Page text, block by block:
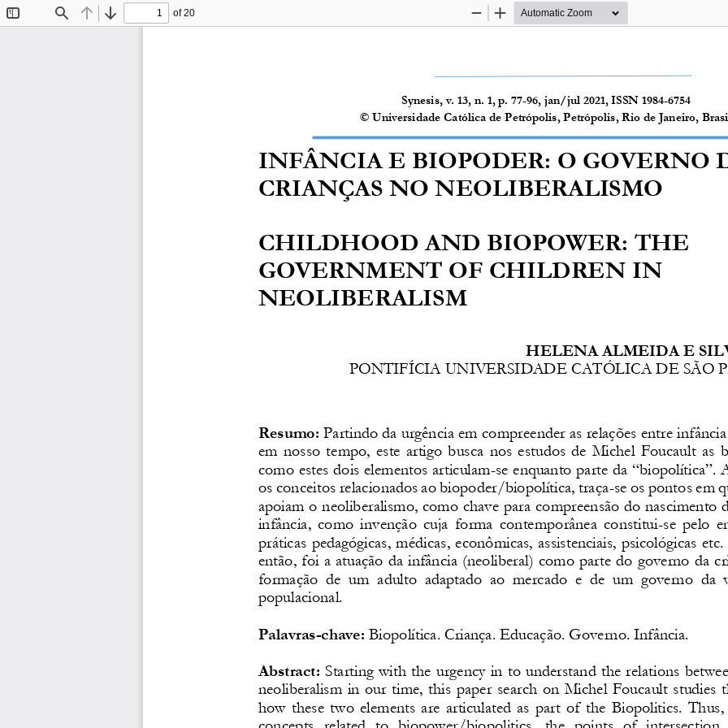
Find Previous
Next
of 20
Zoom
Zoom
Synesis, v. 13, n. 1, p. 77-96, jan/jul 2021, ISSN 1984-6754
© Universidade Católica de Petrópolis, Petrópolis, Rio de Janeiro,
INFÂNCIA E BIOPODER: O GOVERNO
CRIANÇAS NO NEOLIBERALISMO
CHILDHOOD AND BIOPOWER: THE
GOVERNMENT OF CHILDREN IN
NEOLIBERALISM
HELENA ALMEIDA E
PONTIFÍCIA UNIVERSIDADE CATÓLICA DE SÃO
Resumo: Partindo da urgência em compreender as relações entre
em  nosso  tempo,  este  artigo  busca  nos  estudos  de  Michel  Foucault  as
como estes dois elementos articulam-se enquanto parte da “biopolítica”.
os conceitos relacionados ao biopoder/biopolítica, traça-se os pontos em
apoiam o neoliberalismo, como chave para compreensão do nascimento
infância,  como  invenção  cuja  forma  contemporânea  constitui-se  pelo
práticas pedagógicas, médicas, econômicas, assistenciais, psicológicas
então, foi a atuação da infância (neoliberal) como parte do governo da
formação  de  um  adulto  adaptado  ao  mercado  e  de  um  governo  da
populacional.
Palavras-chave: Biopolítica. Criança. Educação. Governo. Infância.
Abstract: Starting with the urgency in to understand the relations
neoliberalism  in  our  time,  this  paper  search  on  Michel  Foucault  studies
how  these  two  elements  are  articulated  as  part  of  the  Biopolitics.  Thus,